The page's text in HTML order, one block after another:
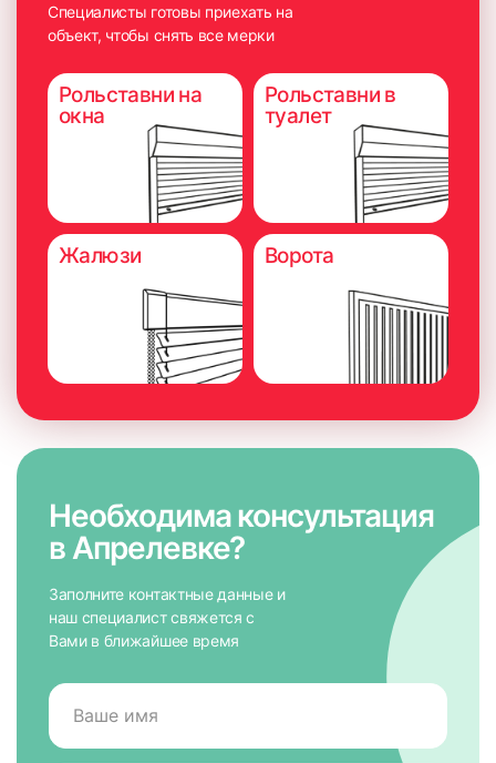
Специалисты готовы приехать на
объект, чтобы снять все мерки
Рольставни на
окна
Рольставни в
туалет
Жалюзи Ворота
Необходима консультация
в Апрелевке?
Заполните контактные данные и
наш специалист свяжется с
Вами в ближайшее время